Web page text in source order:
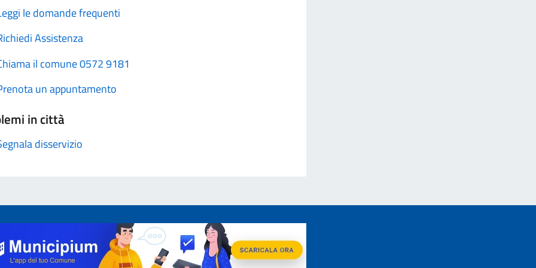
le domande frequenti
Assistenza
il comune 0572 9181
un appuntamento
in città
disservizio